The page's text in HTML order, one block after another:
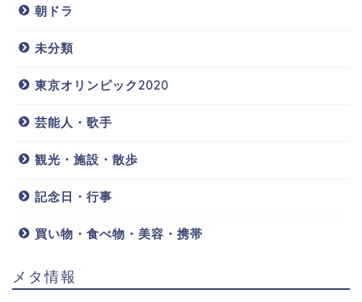
朝ドラ
未分類
東京オリンピック2020
芸能人・歌手
観光・施設・散歩
記念日・行事
買い物・食べ物・美容・携帯
メタ情報